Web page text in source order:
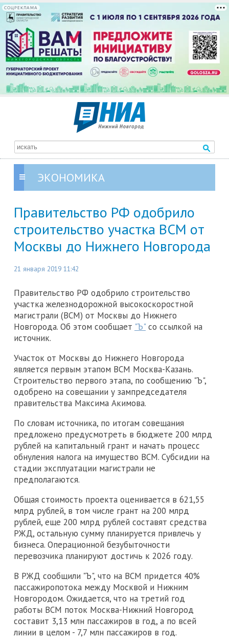
СОЦРЕКЛАМА
ЭКОНОМИКА
Правительство РФ одобрило
строительство участка ВСМ от
Москвы до Нижнего Новгорода
21 января 2019 11:42
Правительство РФ одобрило строительство
участка железнодорожной высокоскоростной
магистрали (ВСМ) от Москвы до Нижнего
Новгорода. Об этом сообщает "Ъ"со ссылкой на
источник.
Участок от Москвы до Нижнего Новгорода
является первым этапом ВСМ Москва-Казань.
Строительство первого этапа, по сообщению "Ъ",
одобрено на совещании у зампредседателя
правительства Максима Акимова.
По словам источника, по итогам совещания
предложено предусмотреть в бюджете 200 млрд
рублей на капитальный грант и начать процесс
обнуления налога на имущество ВСМ. Субсидии на
стадии эксплуатации магистрали не
предполагаются.
Общая стоимость проекта оценивается в 621,55
млрд рублей, в том числе грант на 200 млрд
рублей, еще 200 млрд рублей составят средства
РЖД, остальную сумму планируется привлечь у
бизнеса. Операционной безубыточности
перевозчика планируют достичь к 2026 году.
В РЖД сообщили "Ъ", что на ВСМ придется 40%
пассажиропотока между Москвой и Нижним
Новгородом. Ожидается, что на третий год
работы ВСМ поток Москва-Нижний Новгород
составит 3,13 млн пассажиров в год, а по всей
линии в целом - 7,7 млн пассажиров в год.